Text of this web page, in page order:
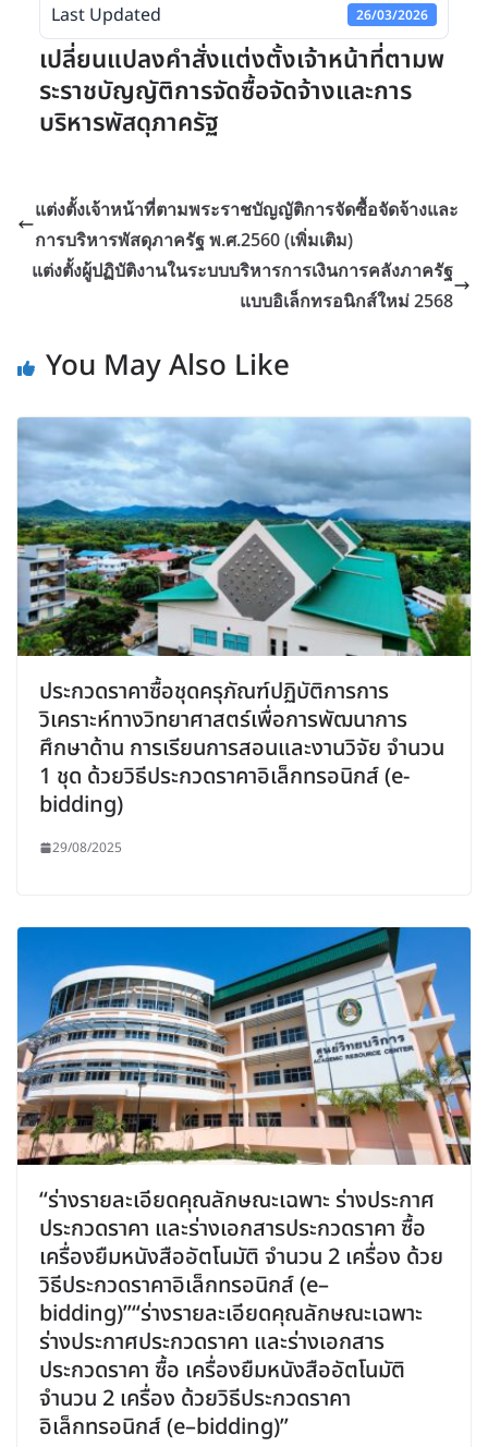
Last Updated 26/03/2026
เปลี่ยนแปลงคำสั่งแต่งตั้งเจ้าหน้าที่ตามพ
ระราชบัญญัติการจัดซื้อจัดจ้างและการ
บริหารพัสดุภาครัฐ
แต่งตั้งเจ้าหน้าที่ตามพระราชบัญญัติการจัดซื้อจัดจ้างและ
การบริหารพัสดุภาครัฐ พ.ศ.2560 (เพิ่มเติม)
แต่งตั้งผู้ปฏิบัติงานในระบบบริหารการเงินการคลังภาครัฐ
แบบอิเล็กทรอนิกส์ใหม่ 2568
You May Also Like
ประกวดราคาซื้อชุดครุภัณฑ์ปฏิบัติการการ
วิเคราะห์ทางวิทยาศาสตร์เพื่อการพัฒนาการ
ศึกษาด้าน การเรียนการสอนและงานวิจัย จำนวน
1 ชุด ด้วยวิธีประกวดราคาอิเล็กทรอนิกส์ (e-
bidding)
29/08/2025
“ร่างรายละเอียดคุณลักษณะเฉพาะ ร่างประกาศ
ประกวดราคา และร่างเอกสารประกวดราคา ซื้อ
เครื่องยืมหนังสืออัตโนมัติ จำนวน 2 เครื่อง ด้วย
วิธีประกวดราคาอิเล็กทรอนิกส์ (e–
bidding)”“ร่างรายละเอียดคุณลักษณะเฉพาะ
ร่างประกาศประกวดราคา และร่างเอกสาร
ประกวดราคา ซื้อ เครื่องยืมหนังสืออัตโนมัติ
จำนวน 2 เครื่อง ด้วยวิธีประกวดราคา
อิเล็กทรอนิกส์ (e–bidding)”